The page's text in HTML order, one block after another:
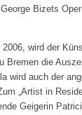
Bizets
wird der
Bremen die
wird auch der
„Artist in
Geigerin